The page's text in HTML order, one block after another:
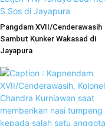
Pangdam XVII/Cenderawasih
Sambut Kunker Wakasad di
Jayapura